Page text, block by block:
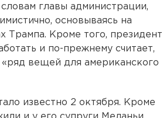
главы администрации,
основываясь на
Трампа. Кроме того, президент
и по-прежнему считает,
вещей для американского
известно 2 октября. Кроме